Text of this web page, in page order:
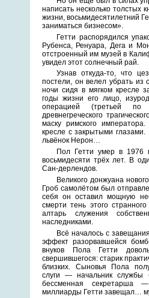
написать несколько толстых
жизни, восьмидесятилетний
заниматься бизнесом».
Гетти распорядился
Рубенса, Ренуара, Дега и
отстроенный им музей в
увидел этот солнечный рай.
Узнав откуда-то, что
постели, он велел убрать из
ночи сидя в мягком кресле
годы жизни его лицо,
операцией (третьей
древнегреческого
маску римского
кресле с закрытыми
львёнок Нерон…
Пол Гетти умер в 1976
восьмидесяти трёх лет. В
Сан-дерлендов.
Великого донжуана
Гроб самолётом был
себя он оставил мощную
смерти тень этого
алтарь служения
наследниками.
Всё началось с
эффект разорвавшейся
внуков Пола Гетти
свершившегося: старик
близких. Сыновья Пола
слуги — начальник службы
бессменная секретарша
миллиарды Гетти завещал…